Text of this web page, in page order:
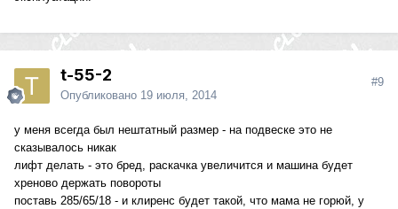
t-55-2
Опубликовано 19 июля, 2014
#9
у меня всегда был нештатный размер - на подвеске это не
сказывалось никак
лифт делать - это бред, раскачка увеличится и машина будет
хреново держать повороты
поставь 285/65/18 - и клиренс будет такой, что мама не горюй, у